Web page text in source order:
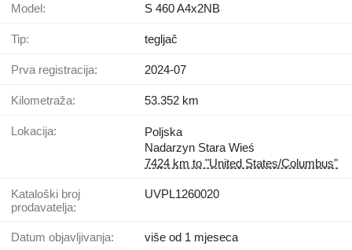
Model: S 460 A4x2NB
Tip: tegljač
Prva registracija: 2024-07
Kilometraža: 53.352 km
Lokacija:
Poljska
Nadarzyn Stara Wieś
7424 km to "United States/Columbus"
Kataloški broj
prodavatelja:
UVPL1260020
Datum objavljivanja: više od 1 mjeseca